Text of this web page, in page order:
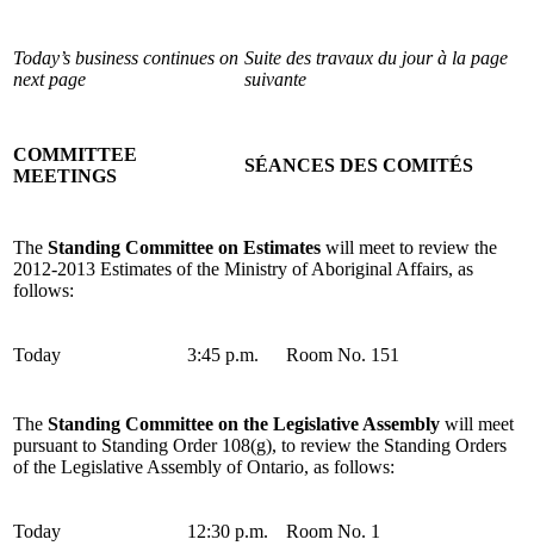
Today’s business continues on
next page
Suite des travaux du jour à la page
suivante
COMMITTEE
MEETINGS
SÉANCES DES COMITÉS
The Standing Committee on Estimates will meet to review the
2012-2013 Estimates of the Ministry of Aboriginal Affairs, as
follows:
Today 3:45 p.m. Room No. 151
The Standing Committee on the Legislative Assembly will meet
pursuant to Standing Order 108(g), to review the Standing Orders
of the Legislative Assembly of Ontario, as follows:
Today 12:30 p.m. Room No. 1